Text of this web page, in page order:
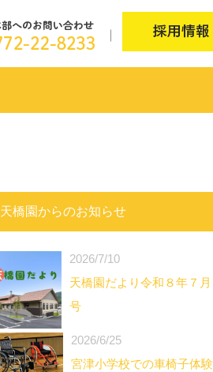
天橋園からのお知らせ
2026/7/10
天橋園だより令和８年７月
号
2026/6/25
宮津小学校での車椅子体験